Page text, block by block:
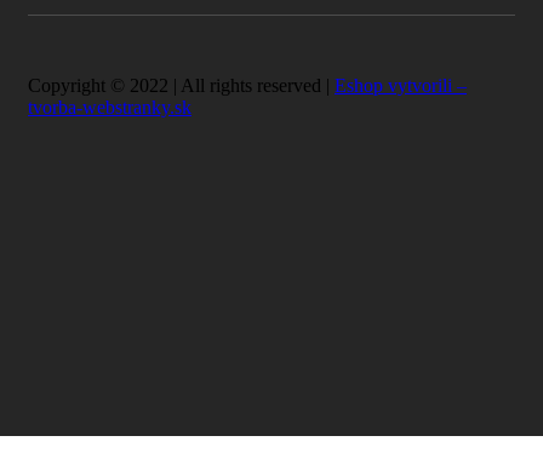
Copyright © 2022 | All rights reserved | Eshop vytvorili –
tvorba-webstranky.sk